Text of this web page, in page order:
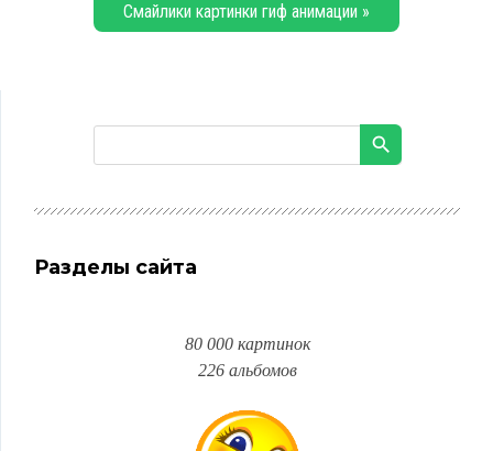
Смайлики картинки гиф анимации »
Разделы сайта
80 000 картинок
226 альбомов